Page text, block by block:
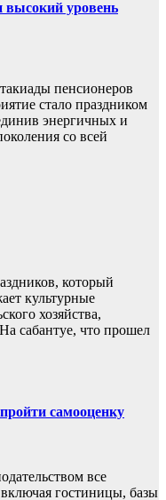
высокий уровень
пенсионеров
стало праздником
энергичных и
со всей
который
культурные
хозяйства,
сабантуе, что прошел
самооценку
все
гостиницы, базы